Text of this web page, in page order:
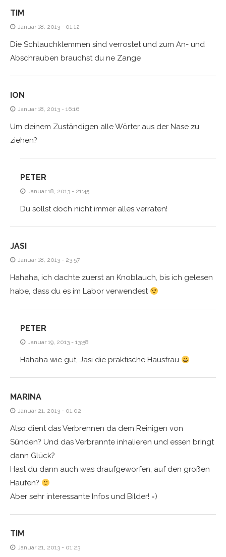
TIM
Januar 18, 2013 - 01:12
Die Schlauchklemmen sind verrostet und zum An- und
Abschrauben brauchst du ne Zange
ION
Januar 18, 2013 - 16:16
Um deinem Zuständigen alle Wörter aus der Nase zu
ziehen?
PETER
Januar 18, 2013 - 21:45
Du sollst doch nicht immer alles verraten!
JASI
Januar 18, 2013 - 23:57
Hahaha, ich dachte zuerst an Knoblauch, bis ich gelesen
habe, dass du es im Labor verwendest
PETER
Januar 19, 2013 - 13:58
Hahaha wie gut, Jasi die praktische Hausfrau
MARINA
Januar 21, 2013 - 01:02
Also dient das Verbrennen da dem Reinigen von
Sünden? Und das Verbrannte inhalieren und essen bringt
dann Glück?
Hast du dann auch was draufgeworfen, auf den großen
Haufen?
Aber sehr interessante Infos und Bilder! =)
TIM
Januar 21, 2013 - 01:23